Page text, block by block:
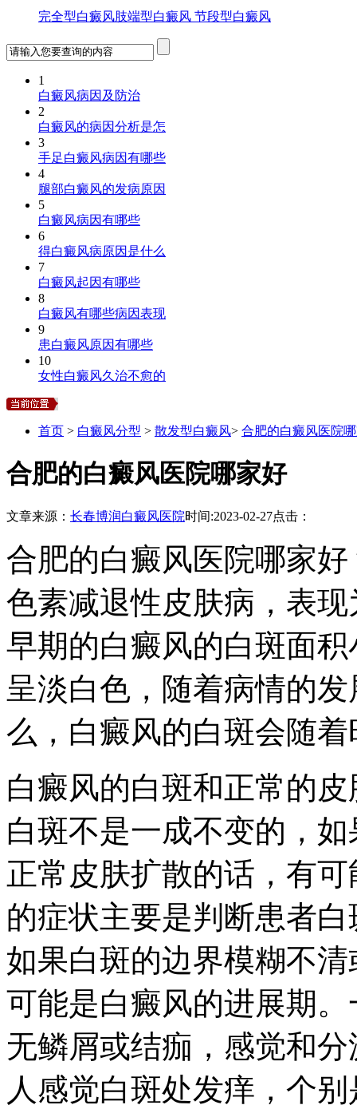
完全型白癜风肢端型白癜风 节段型白癜风
1
白癜风病因及防治
2
白癜风的病因分析是怎
3
手足白癜风病因有哪些
4
腿部白癜风的发病原因
5
白癜风病因有哪些
6
得白癜风病原因是什么
7
白癜风起因有哪些
8
白癜风有哪些病因表现
9
患白癜风原因有哪些
10
女性白癜风久治不愈的
首页 > 白癜风分型 > 散发型白癜风> 合肥的白癜风医院
合肥的白癜风医院哪家好
文章来源： 长春博润白癜风医院时间:2023-02-27点击：
合肥的白癜风医院哪家
色素减退性皮肤病，表
早期的白癜风的白斑面
呈淡白色，随着病情的
么，白癜风的白斑会随
白癜风的白斑和正常的
白斑不是一成不变的，
正常皮肤扩散的话，有
的症状主要是判断患者
如果白斑的边界模糊不
可能是白癜风的进展期
无鳞屑或结痂，感觉和
人感觉白斑处发痒，个